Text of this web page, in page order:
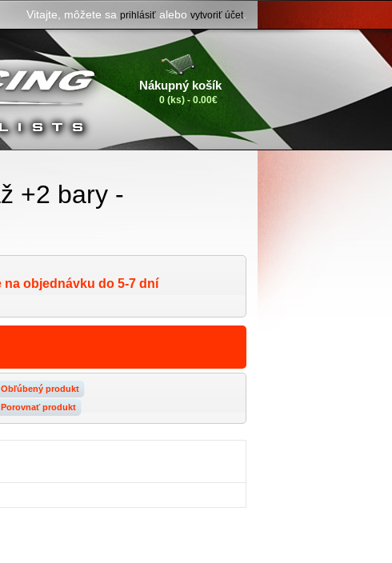
Vitajte, môžete sa prihlásiť alebo vytvoriť účet
Nákupný košík
0 (ks) - 0.00€
+2 bary -
na objednávku do 5-7 dní
Obľúbený produkt
Porovnať produkt